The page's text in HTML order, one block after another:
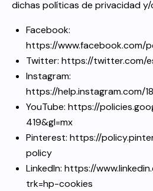
dichas políticas de privacidad y/
Facebook:
https://www.facebook.com/
Twitter: https://twitter.com/
Instagram:
https://help.instagram.com/
YouTube: https://
419&gl=mx
Pinterest: https://
policy
LinkedIn: https://
trk=hp-cookies